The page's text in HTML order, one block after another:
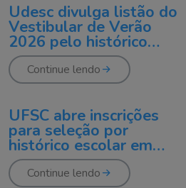
Udesc divulga listão do
Vestibular de Verão
2026 pelo histórico
escolar
Continue lendo
UFSC abre inscrições
para seleção por
histórico escolar em
2026
Continue lendo